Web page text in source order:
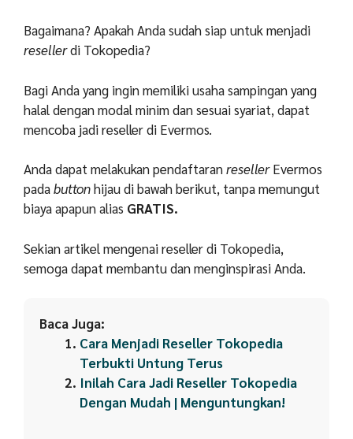
Bagaimana? Apakah Anda sudah siap untuk menjadi
resellerdi Tokopedia?
Bagi Anda yang ingin memiliki usaha sampingan yang
halal dengan modal minim dan sesuai syariat, dapat
mencoba jadi reseller di Evermos.
Anda dapat melakukan pendaftaranresellerEvermos
padabuttonhijau di bawah berikut, tanpa memungut
biaya apapun alias GRATIS.
Sekian artikel mengenai reseller di Tokopedia,
semoga dapat membantu dan menginspirasi Anda.
Baca Juga:
Cara Menjadi Reseller Tokopedia
Terbukti Untung Terus
Inilah Cara Jadi Reseller Tokopedia
Dengan Mudah | Menguntungkan!